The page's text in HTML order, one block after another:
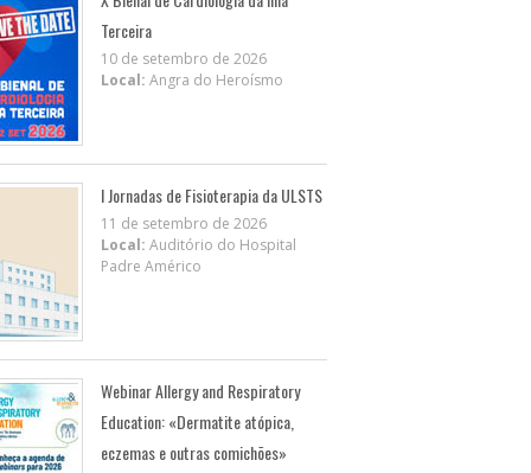
Terceira
10 de setembro de 2026
Local: Angra do Heroísmo
I Jornadas de Fisioterapia da ULSTS
11 de setembro de 2026
Local: Auditório do Hospital
Padre Américo
Webinar Allergy and Respiratory
Education: «Dermatite atópica,
eczemas e outras comichões»